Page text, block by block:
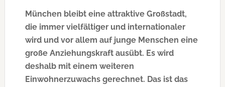
München bleibt eine attraktive Großstadt,
die immer vielfältiger und internationaler
wird und vor allem auf junge Menschen eine
große Anziehungskraft ausübt. Es wird
deshalb mit einem weiteren
Einwohnerzuwachs gerechnet. Das ist das